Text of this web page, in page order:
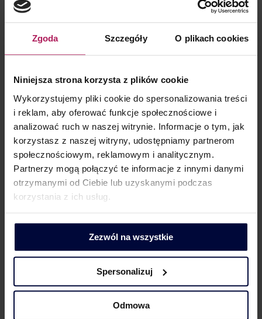
Zgoda Szczegóły O plikach cookies
Niniejsza strona korzysta z plików cookie
Wykorzystujemy pliki cookie do spersonalizowania treści
i reklam, aby oferować funkcje społecznościowe i
analizować ruch w naszej witrynie. Informacje o tym, jak
korzystasz z naszej witryny, udostępniamy partnerom
społecznościowym, reklamowym i analitycznym.
Partnerzy mogą połączyć te informacje z innymi danymi
otrzymanymi od Ciebie lub uzyskanymi podczas
korzystania z ich usług.
Zezwól na wszystkie
Spersonalizuj
Odmowa
Taxation of foreign investment funds in Poland: new tax
exemptions, new investment opportunities and WHT
5 June 2026
Webinar | What Taxes to Consider When Structuring PE
Transactions in Poland
11 September 2025
Webinar I WHT and ATAD II (hybrid mismatches) practice
in Poland and the Netherlands
23 October 2023